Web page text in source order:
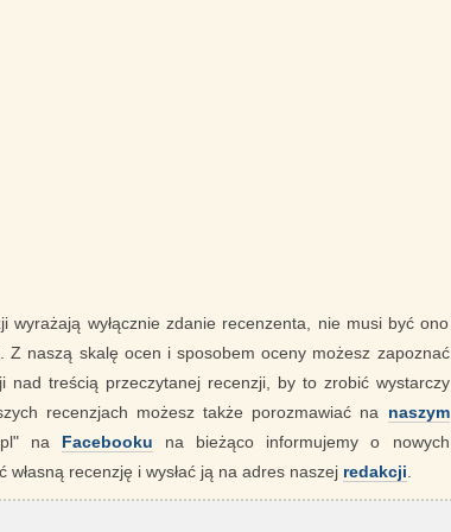
wyrażają wyłącznie zdanie recenzenta, nie musi być ono
Z naszą skalę ocen i sposobem oceny możesz zapoznać
nad treścią przeczytanej recenzji, by to zrobić wystarczy
recenzjach możesz także porozmawiać na naszym
na Facebooku na bieżąco informujemy o nowych
recenzję i wysłać ją na adres naszej redakcji